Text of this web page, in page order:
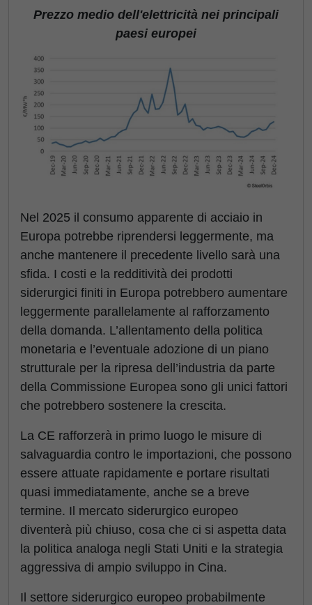
Prezzo medio dell'elettricità nei principali
paesi europei
Nel 2025 il consumo apparente di acciaio in
Europa potrebbe riprendersi leggermente, ma
anche mantenere il precedente livello sarà una
sfida. I costi e la redditività dei prodotti
siderurgici finiti in Europa potrebbero aumentare
leggermente parallelamente al rafforzamento
della domanda. L’allentamento della politica
monetaria e l’eventuale adozione di un piano
strutturale per la ripresa dell’industria da parte
della Commissione Europea sono gli unici fattori
che potrebbero sostenere la crescita.
La CE rafforzerà in primo luogo le misure di
salvaguardia contro le importazioni, che possono
essere attuate rapidamente e portare risultati
quasi immediatamente, anche se a breve
termine. Il mercato siderurgico europeo
diventerà più chiuso, cosa che ci si aspetta data
la politica analoga negli Stati Uniti e la strategia
aggressiva di ampio sviluppo in Cina.
Il settore siderurgico europeo probabilmente